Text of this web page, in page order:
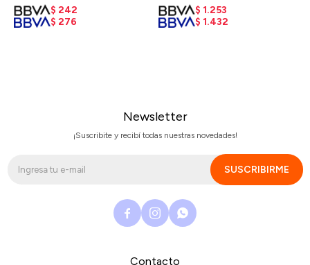
$ 242
$ 276
$ 1.253
$ 1.432
Contacto
Newsletter
¡Suscribite y recibí todas nuestras novedades!
SUSCRIBIRME
  